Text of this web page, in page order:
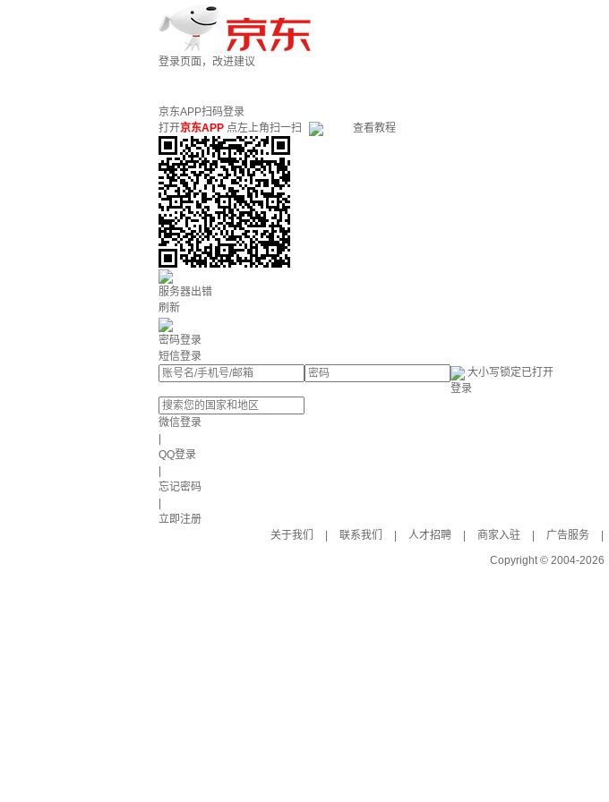
登录页面，改进建议
京东APP扫码登录
打开京东APP 点左上角扫一扫 查看教程
服务器出错
刷新
密码登录
短信登录
大小写锁定已打开
登录
微信登录
QQ登录
忘记密码
立即注册
关于我们
联系我们 人才招聘 商家入驻 广告服务
Copyright © 2004-2026